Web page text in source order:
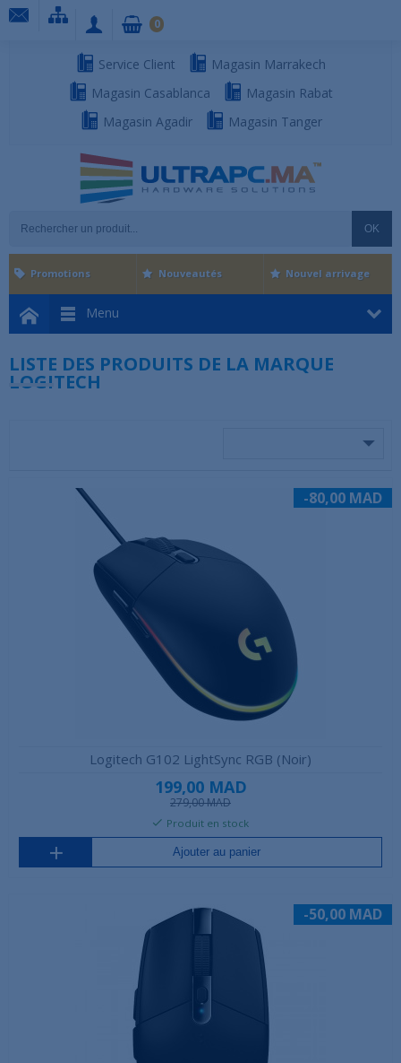
Service Client
Magasin Marrakech
Magasin Casablanca
Magasin Rabat
Magasin Agadir
Magasin Tanger
OK
0
Menu
Promotions Nouveautés Nouvel arrivage
LISTE DES PRODUITS DE LA MARQUE
LOGITECH
-80,00 MAD
Logitech G102 LightSync RGB (Noir)
199,00 MAD
279,00 MAD
Produit en stock
Ajouter au panier
-50,00 MAD